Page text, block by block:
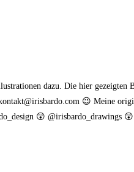
dazu. Die hier gezeigten
😉 Meine
😲 @irisbardo_drawings